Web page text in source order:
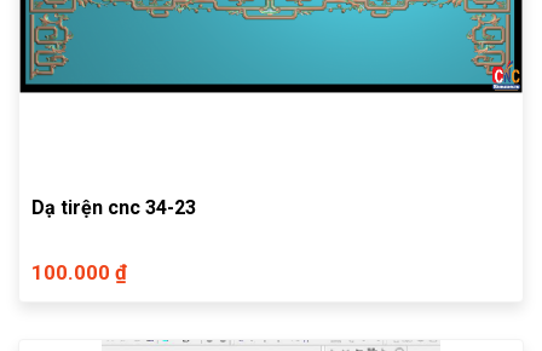
Dạ tirện cnc 34-23
100.000 ₫